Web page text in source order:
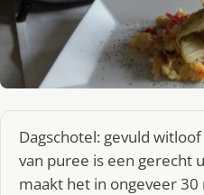
Dagschotel: gevuld
van puree is een gerecht
maakt het in ongeveer